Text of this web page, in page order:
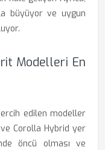
büyüyor ve uygun
Modelleri En
edilen modeller
Corolla Hybrid yer
öncü olması ve